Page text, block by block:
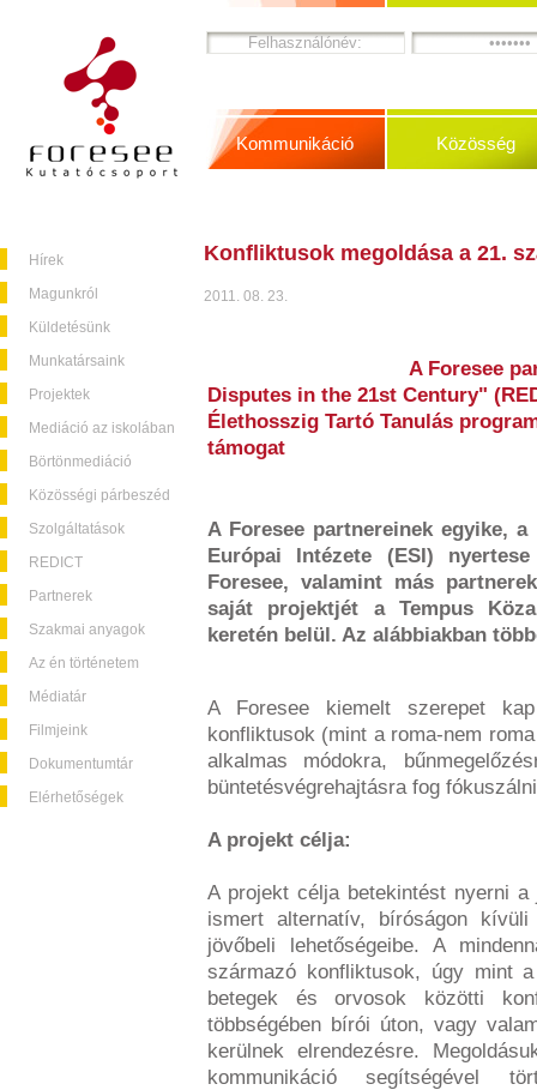
Hírek
Magunkról
Küldetésünk
Munkatársaink
Projektek
Mediáció az iskolában
Börtönmediáció
Közösségi párbeszéd
Szolgáltatások
REDICT
Partnerek
Szakmai anyagok
Az én történetem
Médiatár
Filmjeink
Dokumentumtár
Elérhetőségek
Kommunikáció Közösség
Konfliktusok megoldása a 21.
2011. 08. 23.
A Foresee
Disputes in the 21st Century"
Élethosszig Tartó Tanulás
támogat
A Foresee partnereinek egyike,
Európai Intézete (ESI)
Foresee, valamint más
saját projektjét a Tempus
keretén belül. Az alábbiakban
A Foresee kiemelt szerepet
konfliktusok (mint a roma-nem
alkalmas módokra,
büntetésvégrehajtásra fog
A projekt célja:
A projekt célja betekintést nyerni
ismert alternatív, bíróságon
jövőbeli lehetőségeibe. A
származó konfliktusok, úgy mint
betegek és orvosok közötti
többségében bírói úton, vagy
kerülnek elrendezésre.
kommunikáció segítségével